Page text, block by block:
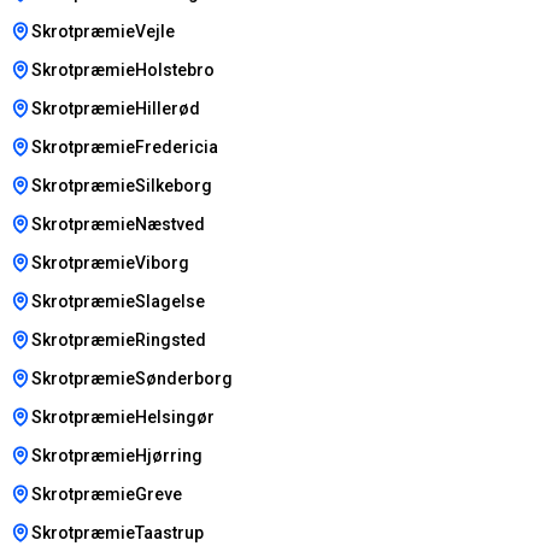
SkrotpræmieVejle
SkrotpræmieHolstebro
SkrotpræmieHillerød
SkrotpræmieFredericia
SkrotpræmieSilkeborg
SkrotpræmieNæstved
SkrotpræmieViborg
SkrotpræmieSlagelse
SkrotpræmieRingsted
SkrotpræmieSønderborg
SkrotpræmieHelsingør
SkrotpræmieHjørring
SkrotpræmieGreve
SkrotpræmieTaastrup